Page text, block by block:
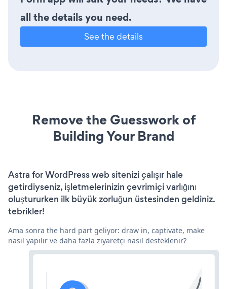
all the details you need.
See the details
Remove the Guesswork of
Building Your Brand
Astra for WordPress web sitenizi çalışır hale
getirdiyseniz, işletmelerinizin çevrimiçi varlığını
oluştururken ilk büyük zorluğun üstesinden geldiniz.
tebrikler!
Ama sonra the hard part geliyor: draw in, captivate, make
nasıl yapılır ve daha fazla ziyaretçi nasıl desteklenir?